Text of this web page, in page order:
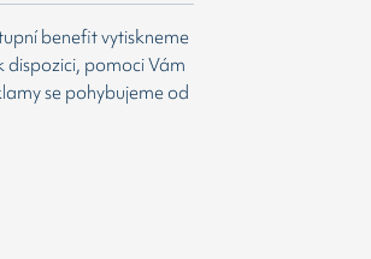
benefit vytiskneme
pomoci Vám
se pohybujeme od